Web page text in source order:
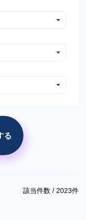
査・分析
る
該当件数 / 2023件